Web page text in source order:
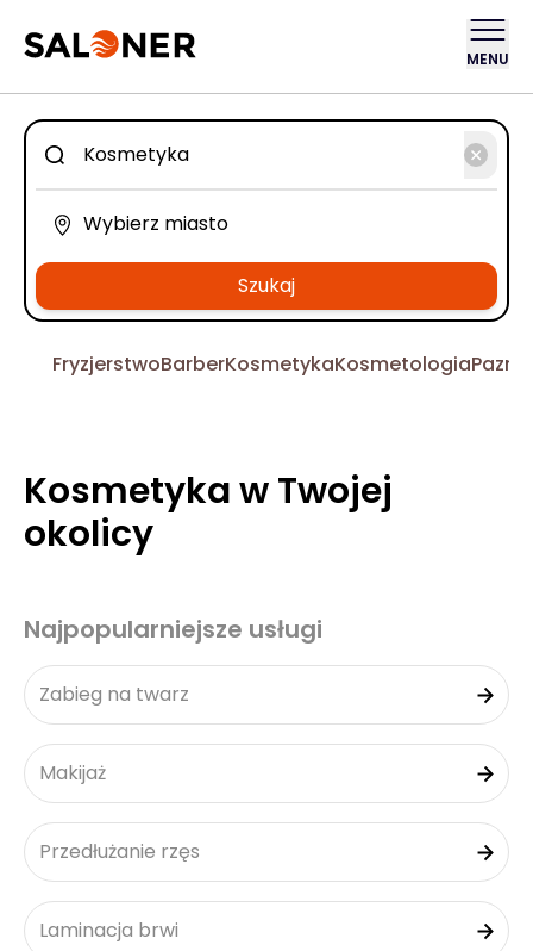
MENU
Szukaj
FryzjerstwoBarberKosmetykaKosmetologia
Kosmetyka w Twojej
okolicy
Najpopularniejsze usługi
Zabieg na twarz
Makijaż
Przedłużanie rzęs
Laminacja brwi